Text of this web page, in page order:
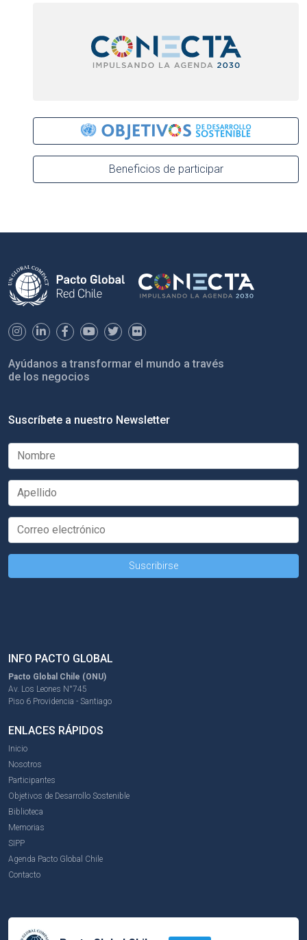
Beneficios de participar
Ayúdanos a transformar el mundo a través
de los negocios
Suscríbete a nuestro Newsletter
INFO PACTO GLOBAL
Pacto Global Chile (ONU)
Av. Los Leones N°745
Piso 6 Providencia - Santiago
ENLACES RÁPIDOS
Inicio
Nosotros
Participantes
Objetivos de Desarrollo Sostenible
Biblioteca
Memorias
SIPP
Agenda Pacto Global Chile
Contacto